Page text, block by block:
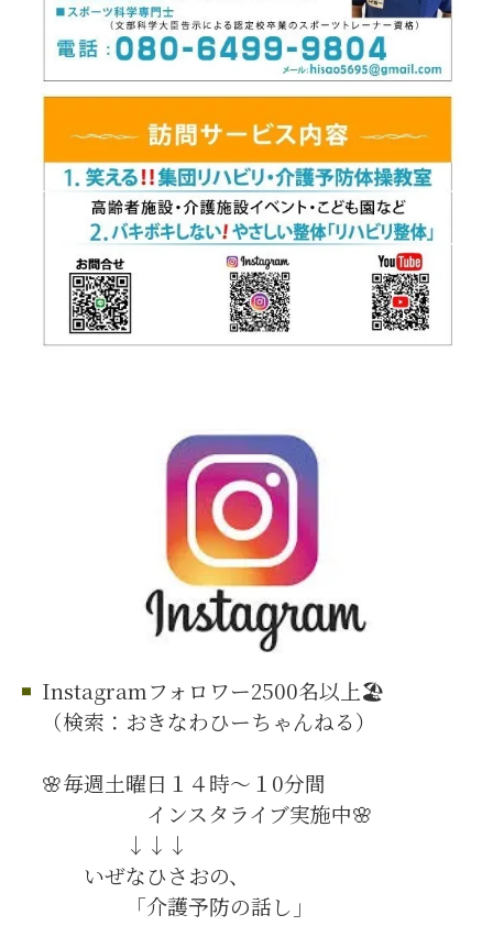
Instagramフォロワー2500名以上🏖️
（検索：おきなわひーちゃんねる）
🌸毎週土曜日１４時～１0分間
インスタライブ実施中🌸
↓↓↓
いぜなひさおの、
「介護予防の話し」